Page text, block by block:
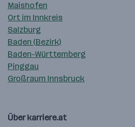
Maishofen
Ort im Innkreis
Salzburg
Baden (Bezirk)
Baden-Württemberg
Pinggau
Großraum Innsbruck
Über karriere.at